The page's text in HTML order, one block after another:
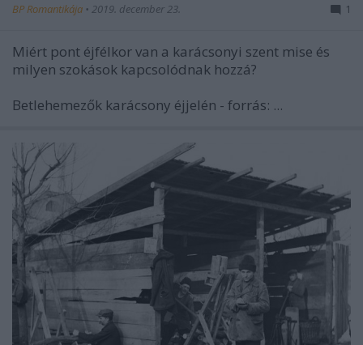
BP Romantikája • 2019. december 23. 1
Miért pont éjfélkor van a karácsonyi szent mise és
milyen szokások kapcsolódnak hozzá?
Betlehemezők karácsony éjjelén - forrás: ...